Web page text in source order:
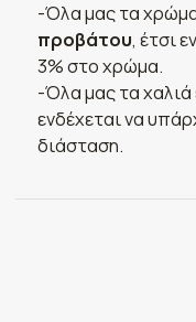
-Όλα μας τα
προβάτου, έτσι
3% στο χρώμα.
-Όλα μας τα χαλιά
ενδέχεται να
διάσταση.